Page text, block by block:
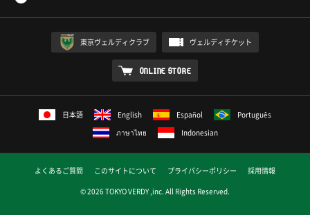
東京ヴェルディクラブ ヴェルディチケット
ONLINE STORE
日本語 English Español
Português
ภาษาไทย
Indonesian
よくあるご質問 このサイトについて プライバシーポリシー
採用情報
© 2026 TOKYO VERDY ,inc. All Rights Reserved.